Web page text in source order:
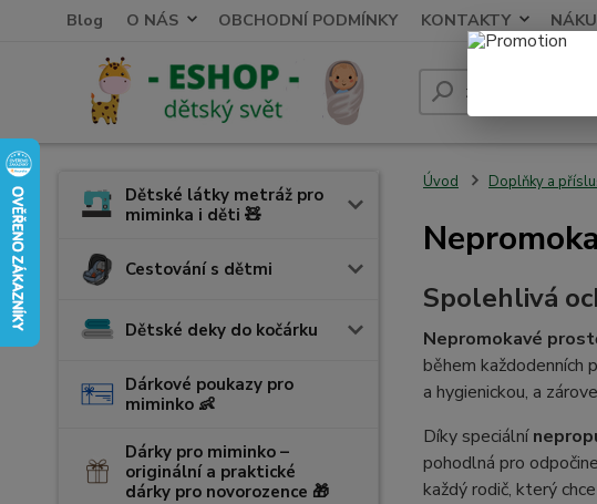
Blog O NÁS OBCHODNÍ PODMÍNKY KONTAKTY
Dětské látky metráž pro
miminka i děti 🧸
Cestování s dětmi
Dětské deky do kočárku
Dárkové poukazy pro
miminko 👶
Dárky pro miminko –
originální a praktické
dárky pro novorozence 🎁
Úvod Doplňky a
Spolehlivá
Nepromokavé
během každodenních
a hygienickou, a
Díky speciální
pohodlná pro
každý rodič, který